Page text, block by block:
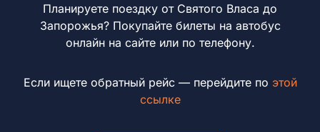
Планируете поездку от Святого Власа до
Запорожья? Покупайте билеты на автобус
онлайн на сайте или по телефону.
Если ищете обратный рейс — перейдите по этой
ссылке